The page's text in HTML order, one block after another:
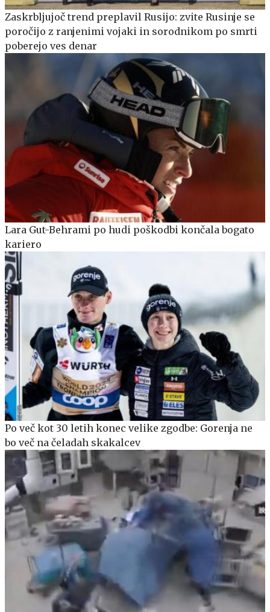
Zaskrbljujoč trend preplavil Rusijo: zvite Rusinje se
poročijo z ranjenimi vojaki in sorodnikom po smrti
poberejo ves denar
Lara Gut-Behrami po hudi poškodbi končala bogato
kariero
Po več kot 30 letih konec velike zgodbe: Gorenja ne
bo več na čeladah skakalcev